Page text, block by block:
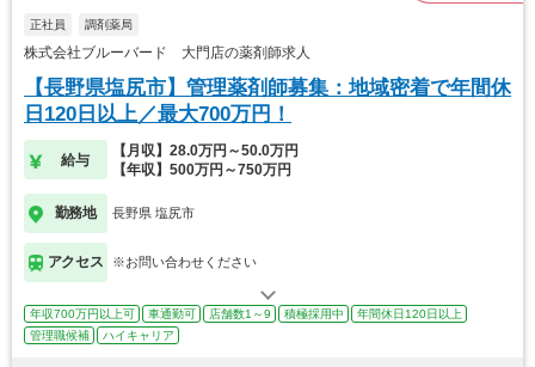
正社員 調剤薬局
株式会社ブルーバード 大門店の薬剤師求人
【長野県塩尻市】管理薬剤師募集：地域密着で年間休
日120日以上／最大700万円！
給与
【月収】28.0万円～50.0万円
【年収】500万円～750万円
勤務地 長野県 塩尻市
アクセス ※お問い合わせください
年収700万円以上可 車通勤可 店舗数1～9 積極採用中
年間休日120日以上
管理職候補
ハイキャリア